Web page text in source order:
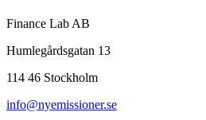
Finance Lab AB
Humlegårdsgatan 13
114 46 Stockholm
info@nyemissioner.se